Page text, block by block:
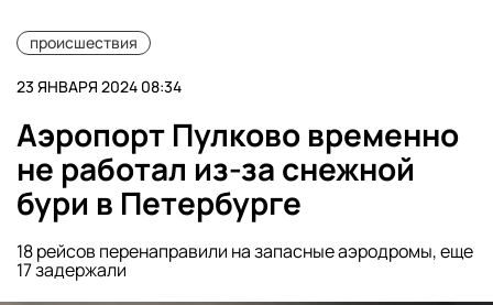
происшествия
23 ЯНВАРЯ 2024 08:34
Аэропорт Пулково временно
не работал из-за снежной
бури в Петербурге
18 рейсов перенаправили на запасные аэродромы, еще
17 задержали